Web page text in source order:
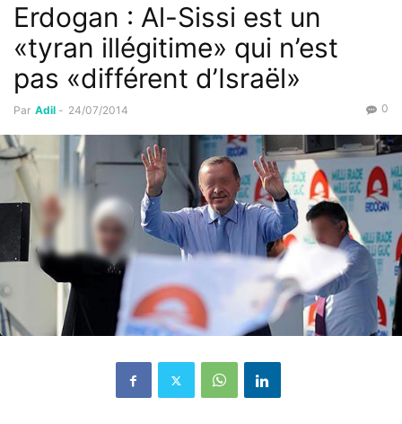
Erdogan : Al-Sissi est un
«tyran illégitime» qui n’est
pas «différent d’Israël»
Par Adil - 24/07/2014 0